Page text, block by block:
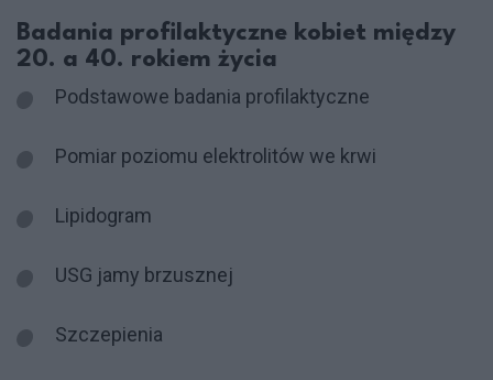
Badania profilaktyczne kobiet między
20. a 40. rokiem życia
Podstawowe badania profilaktyczne
Pomiar poziomu elektrolitów we krwi
Lipidogram
USG jamy brzusznej
Szczepienia